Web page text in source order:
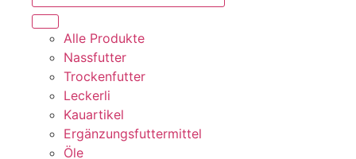
Alle Produkte
Nassfutter
Trockenfutter
Leckerli
Kauartikel
Ergänzungsfuttermittel
Öle